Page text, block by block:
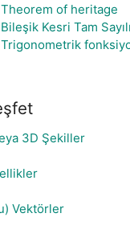
Theorem of heritage
Bileşik Kesri Tam
Trigonometrik
3D Şekiller
Vektörler